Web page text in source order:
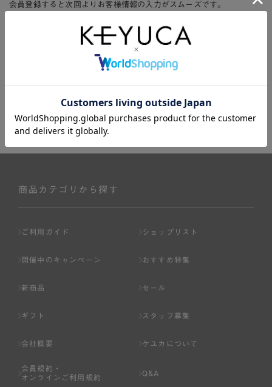
会員登録すると次回よりお客様情報の入力がスムーズです。
ージ、購入履歴をご利用いただけます。
商品カテゴリから探す
ご利用ガイド ショップリスト
開催中のキャンペーン おすすめ特集
新商品 セール
ギフト スタッフ募集
会社概要 ケユカについて
会員規約・
オンラインご利用規約
Q&A